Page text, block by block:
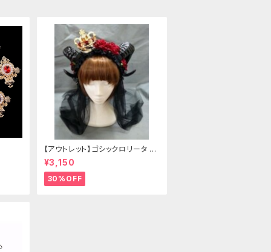
【アウトレット】ゴシックロリータ ゴ
ールドクラウン＆ホーン(ヴェール
付き)
¥3,150
30%OFF